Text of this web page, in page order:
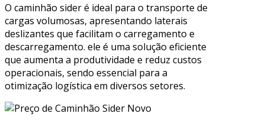
O caminhão sider é ideal para o transporte de
cargas volumosas, apresentando laterais
deslizantes que facilitam o carregamento e
descarregamento. ele é uma solução eficiente
que aumenta a produtividade e reduz custos
operacionais, sendo essencial para a
otimização logística em diversos setores.